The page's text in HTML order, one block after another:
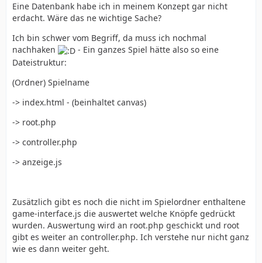
Eine Datenbank habe ich in meinem Konzept gar nicht
erdacht. Wäre das ne wichtige Sache?
Ich bin schwer vom Begriff, da muss ich nochmal
nachhaken
- Ein ganzes Spiel hätte also so eine
Dateistruktur:
(Ordner) Spielname
-> index.html - (beinhaltet canvas)
-> root.php
-> controller.php
-> anzeige.js
Zusätzlich gibt es noch die nicht im Spielordner enthaltene
game-interface.js die auswertet welche Knöpfe gedrückt
wurden. Auswertung wird an root.php geschickt und root
gibt es weiter an controller.php. Ich verstehe nur nicht ganz
wie es dann weiter geht.